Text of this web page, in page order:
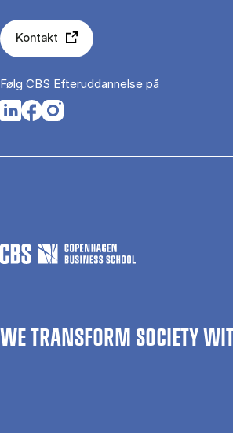
Kontakt
Følg CBS Efteruddannelse på
Opens in a new tab
Opens in a new tab
Opens in a new tab
WE TRANSFORM SOCIETY